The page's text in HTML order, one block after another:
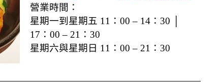
營業時間：
星期一到星期五 11：00 – 14：30 │
17：00 – 21：30
星期六與星期日 11：00 – 21：30